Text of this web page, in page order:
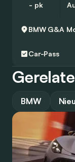
- pk
BMW G&A
Car-Pass
BMW